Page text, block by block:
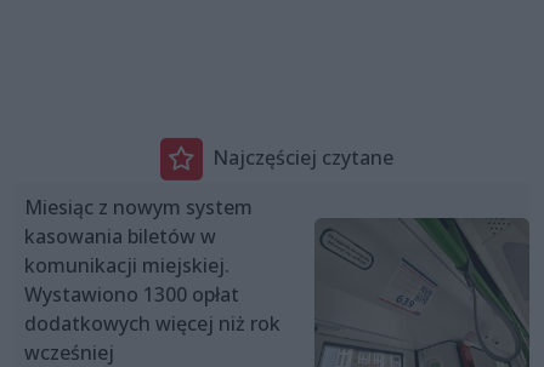
Najczęściej czytane
Miesiąc z nowym system
kasowania biletów w
komunikacji miejskiej.
Wystawiono 1300 opłat
dodatkowych więcej niż rok
wcześniej